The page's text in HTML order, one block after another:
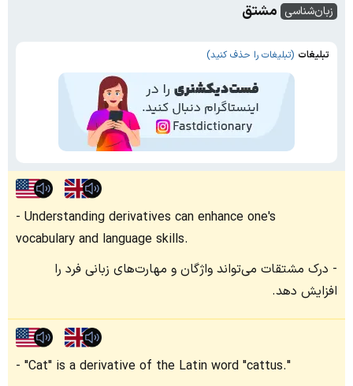
زبان‌شناسی مشتق
تبلیغات (تبلیغات را حذف کنید)
Understanding derivatives can enhance one's
vocabulary and language skills.
درک مشتقات می‌تواند واژگان و مهارت‌های زبانی فرد را
افزایش دهد.
"Cat" is a derivative of the Latin word "cattus."